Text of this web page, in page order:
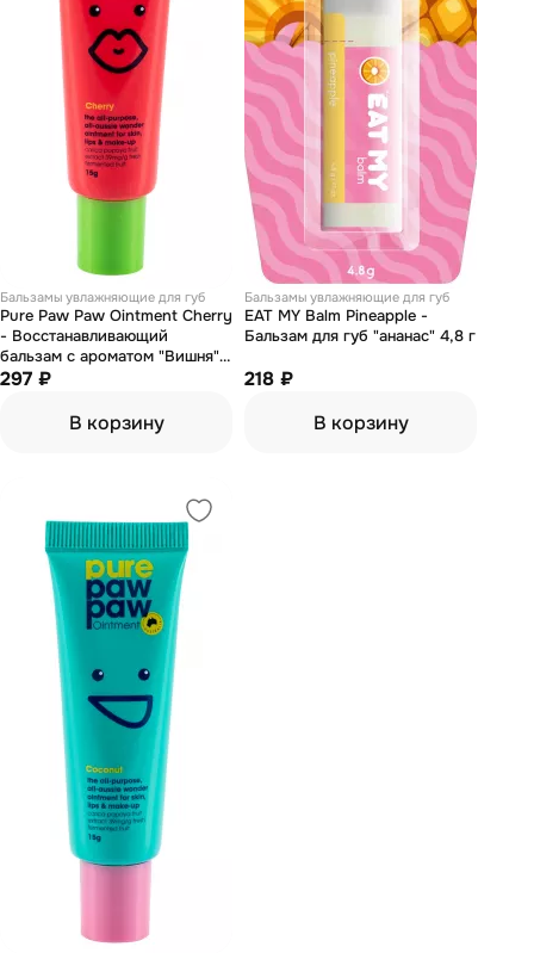
Бальзамы увлажняющие для губ
Pure Paw Paw Ointment Cherry
- Восстанавливающий
бальзам с ароматом "Вишня"
15 г
297 ₽
В корзину
Бальзамы увлажняющие для губ
EAT MY Balm Pineapple -
Бальзам для губ "ананас" 4,8 г
218 ₽
В корзину